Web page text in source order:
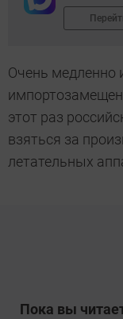
Очень медленно
этот раз
взяться за
летательных
Пока вы